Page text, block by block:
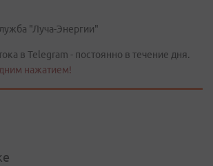
"Луча-Энергии"
в Telegram - постоянно в течение дня.
нажатием!